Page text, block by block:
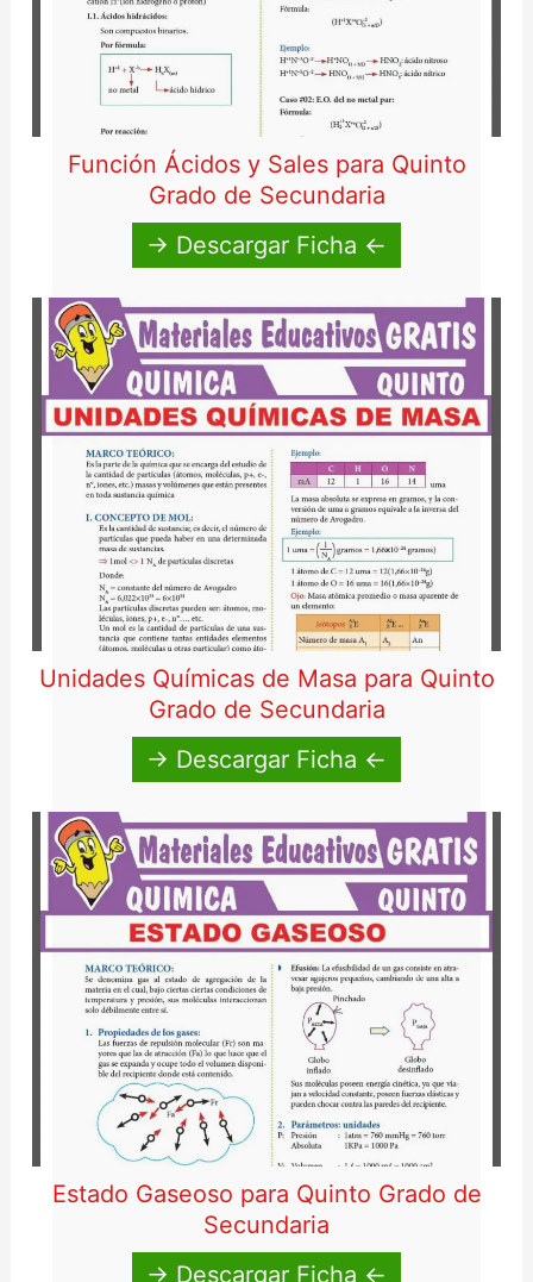
Función Ácidos y Sales para Quinto
Grado de Secundaria
→ Descargar Ficha ←
Unidades Químicas de Masa para Quinto
Grado de Secundaria
→ Descargar Ficha ←
Estado Gaseoso para Quinto Grado de
Secundaria
→ Descargar Ficha ←